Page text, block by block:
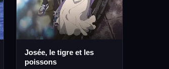
Josée, le tigre et les
poissons